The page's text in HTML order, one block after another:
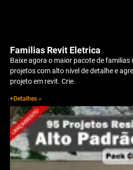
Familias Revit Eletrica
Baixe agora o maior pacote de familias
projetos com alto nível de detalhe e
projeto em revit. Crie
+Detalhes »